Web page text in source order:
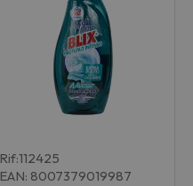
Rif:112425
EAN: 8007379019987